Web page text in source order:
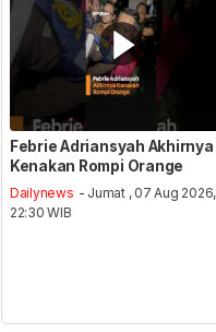
Febrie Adriansyah Akhirnya
Kenakan Rompi Orange
Dailynews - Jumat , 07 Aug 2026,
22:30 WIB